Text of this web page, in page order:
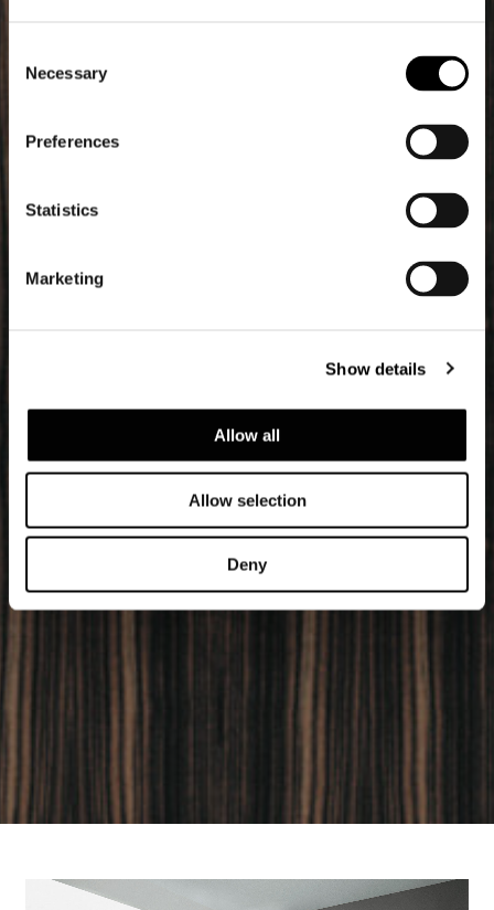
Selection
Necessary
Preferences
Statistics
Marketing
Show details
Allow all
Allow selection
Deny